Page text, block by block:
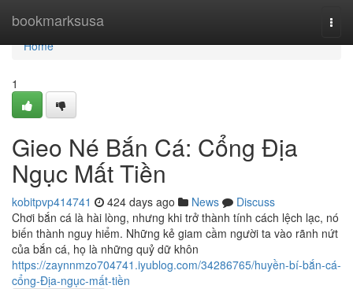
bookmarksusa
Home
Home
1
Gieo Né Bắn Cá: Cổng Địa
Ngục Mất Tiền
kobitpvp414741 424 days ago News
Discuss
Chơi bắn cá là hài lòng, nhưng khi trở thành tính cách lệch lạc, nó
biến thành nguy hiểm. Những kẻ giam cầm người ta vào rãnh nứt
của bắn cá, họ là những quỷ dữ khôn
https://zaynnmzo704741.iyublog.com/34286765/huyền-bí-bắn-cá-
cổng-Địa-ngục-mất-tiền